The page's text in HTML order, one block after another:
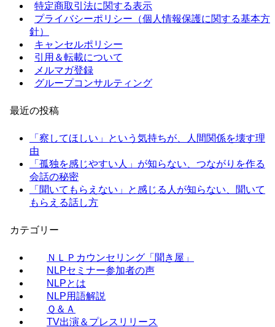
特定商取引法に関する表示
プライバシーポリシー（個人情報保護に関する基本方
針）
キャンセルポリシー
引用＆転載について
メルマガ登録
グループコンサルティング
最近の投稿
「察してほしい」という気持ちが、人間関係を壊す理
由
「孤独を感じやすい人」が知らない、つながりを作る
会話の秘密
「聞いてもらえない」と感じる人が知らない、聞いて
もらえる話し方
カテゴリー
ＮＬＰカウンセリング「聞き屋」
NLPセミナー参加者の声
NLPとは
NLP用語解説
Ｑ＆Ａ
TV出演＆プレスリリース